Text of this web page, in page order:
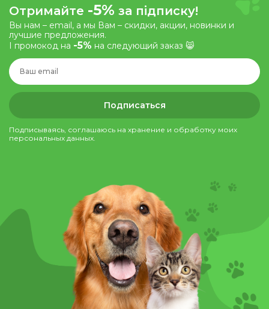
Отримайте -5% за підписку!
Вы нам – email, а мы Вам – скидки, акции, новинки и
лучшие предложения.
І промокод на -5% на следующий заказ 😸
Подписаться
Подписываясь, соглашаюсь на хранение и обработку моих
персональных данных.